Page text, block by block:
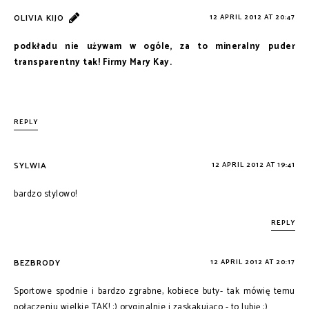
OLIVIA KIJO 12 APRIL 2012 AT 20:47
podkładu nie używam w ogóle, za to mineralny puder
transparentny tak! Firmy Mary Kay.
REPLY
SYLWIA 12 APRIL 2012 AT 19:41
bardzo stylowo!
REPLY
BEZBRODY 12 APRIL 2012 AT 20:17
Sportowe spodnie i bardzo zgrabne, kobiece buty- tak mówię temu